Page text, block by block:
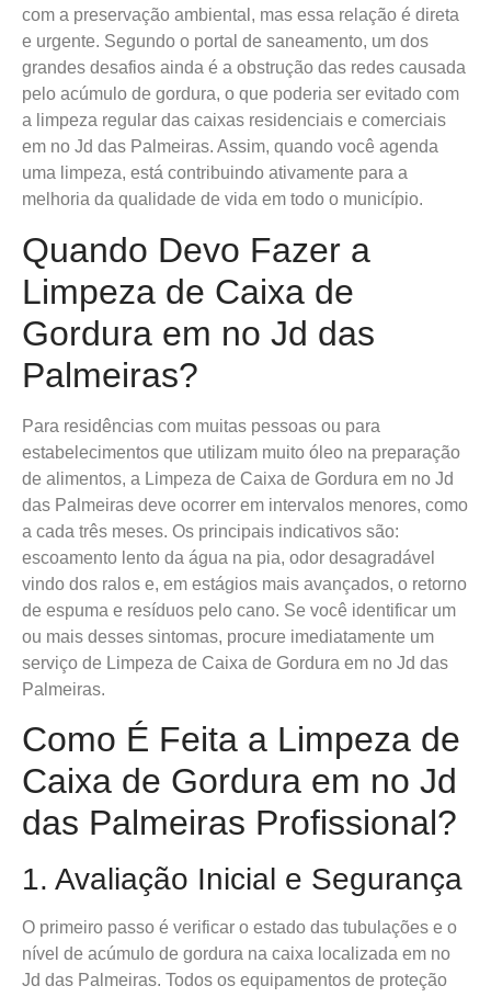
com a preservação ambiental, mas essa relação é direta
e urgente. Segundo o portal de saneamento, um dos
grandes desafios ainda é a obstrução das redes causada
pelo acúmulo de gordura, o que poderia ser evitado com
a limpeza regular das caixas residenciais e comerciais
em no Jd das Palmeiras. Assim, quando você agenda
uma limpeza, está contribuindo ativamente para a
melhoria da qualidade de vida em todo o município.
Quando Devo Fazer a
Limpeza de Caixa de
Gordura em no Jd das
Palmeiras?
Para residências com muitas pessoas ou para
estabelecimentos que utilizam muito óleo na preparação
de alimentos, a Limpeza de Caixa de Gordura em no Jd
das Palmeiras deve ocorrer em intervalos menores, como
a cada três meses. Os principais indicativos são:
escoamento lento da água na pia, odor desagradável
vindo dos ralos e, em estágios mais avançados, o retorno
de espuma e resíduos pelo cano. Se você identificar um
ou mais desses sintomas, procure imediatamente um
serviço de Limpeza de Caixa de Gordura em no Jd das
Palmeiras.
Como É Feita a Limpeza de
Caixa de Gordura em no Jd
das Palmeiras Profissional?
1. Avaliação Inicial e Segurança
O primeiro passo é verificar o estado das tubulações e o
nível de acúmulo de gordura na caixa localizada em no
Jd das Palmeiras. Todos os equipamentos de proteção